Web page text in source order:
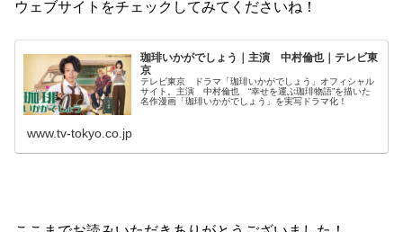
ウェブサイトをチェックしてみてくださいね！
珈琲いかがでしょう｜主演 中村倫也｜テレビ東
京
テレビ東京 ドラマ「珈琲いかがでしょう」オフィシャル
サイト。主演 中村倫也 “幸せを運ぶ珈琲物語”を描いた
名作漫画「珈琲いかがでしょう」を実写ドラマ化！
www.tv-tokyo.co.jp